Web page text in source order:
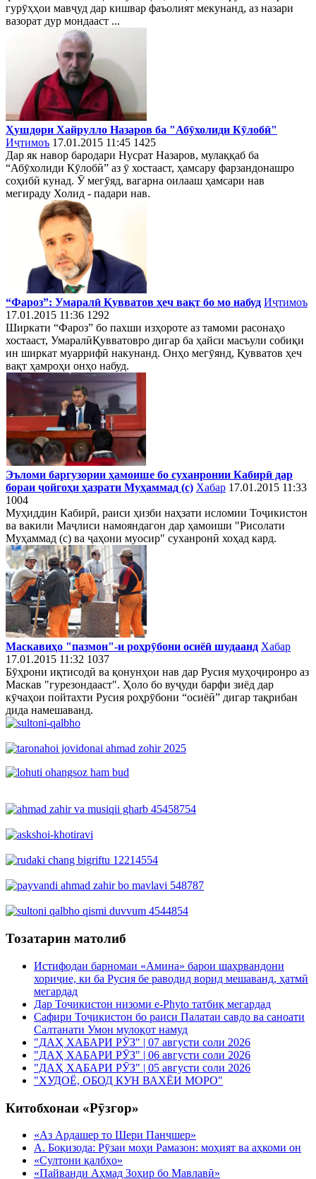
гурӯҳҳои мавҷуд дар кишвар фаъолият мекунанд, аз назари
вазорат дур мондааст ...
Ҳушдори Хайрулло Назаров ба "Абӯхолиди Кӯлобӣ"
Иҷтимоъ 17.01.2015 11:45 1425
Дар як навор бародари Нусрат Назаров, мулаққаб ба
“Абӯхолиди Кӯлобӣ” аз ӯ хостааст, ҳамсару фарзандонашро
соҳибӣ кунад. Ӯ мегӯяд, вагарна оилааш ҳамсари нав
мегираду Холид - падари нав.
“Фароз”: Умаралӣ Қувватов ҳеч вақт бо мо набуд Иҷтимоъ
17.01.2015 11:36 1292
Ширкати “Фароз” бо пахши изҳороте аз тамоми расонаҳо
хостааст, УмаралӣҚувватовро дигар ба ҳайси масъули собиқи
ин ширкат муаррифӣ накунанд. Онҳо мегӯянд, Қувватов ҳеч
вақт ҳамроҳи онҳо набуд.
Эъломи баргузории ҳамоише бо суханронии Кабирӣ дар
бораи ҷойгоҳи ҳазрати Муҳаммад (с) Хабар 17.01.2015 11:33
1004
Муҳиддин Кабирӣ, раиси ҳизби наҳзати исломии Тоҷикистон
ва вакили Маҷлиси намояндагон дар ҳамоиши "Рисолати
Муҳаммад (с) ва ҷаҳони муосир" суханронӣ хоҳад кард.
Маскавиҳо "пазмон"-и роҳрӯбони осиёӣ шудаанд Хабар
17.01.2015 11:32 1037
Бӯҳрони иқтисодӣ ва қонунҳои нав дар Русия муҳоҷиронро аз
Маскав "гурезондааст". Ҳоло бо вуҷуди барфи зиёд дар
кӯчаҳои пойтахти Русия роҳрӯбони “осиёӣ” дигар тақрибан
дида намешаванд.
Тозатарин матолиб
Истифодаи барномаи «Амина» барои шаҳрвандони
хориҷие, ки ба Русия бе раводид ворид мешаванд, ҳатмӣ
мегардад
Дар Тоҷикистон низоми e-Phyto татбиқ мегардад
Сафири Тоҷикистон бо раиси Палатаи савдо ва саноати
Салтанати Умон мулоқот намуд
"ДАҲ ХАБАРИ РӮЗ" | 07 августи соли 2026
"ДАҲ ХАБАРИ РӮЗ" | 06 августи соли 2026
"ДАҲ ХАБАРИ РӮЗ" | 05 августи соли 2026
"ХУДОЁ, ОБОД КУН ВАХЁИ МОРО"
Китобхонаи «Рӯзгор»
«Аз Ардашер то Шери Панҷшер»
А. Боқизода: Рӯзаи моҳи Рамазон: моҳият ва аҳкоми он
«Султони қалбҳо»
«Пайванди Аҳмад Зоҳир бо Мавлавӣ»